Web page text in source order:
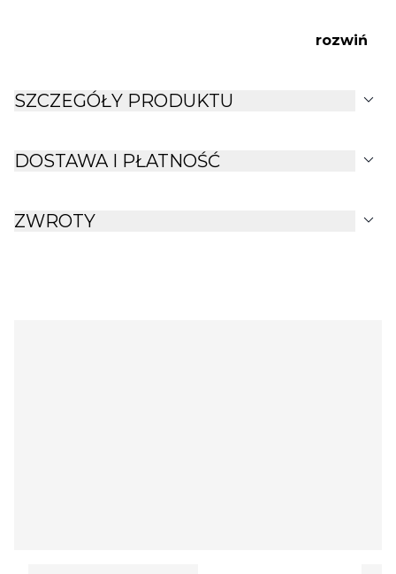
rozwiń
SZCZEGÓŁY PRODUKTU expand_more
DOSTAWA I PŁATNOŚĆ expand_more
ZWROTY expand_more